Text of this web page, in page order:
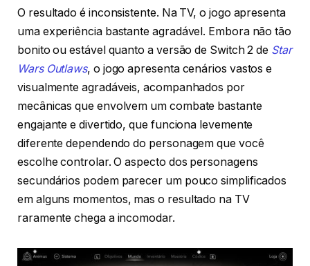
O resultado é inconsistente. Na TV, o jogo apresenta
uma experiência bastante agradável. Embora não tão
bonito ou estável quanto a versão de Switch 2 de Star
Wars Outlaws, o jogo apresenta cenários vastos e
visualmente agradáveis, acompanhados por
mecânicas que envolvem um combate bastante
engajante e divertido, que funciona levemente
diferente dependendo do personagem que você
escolhe controlar. O aspecto dos personagens
secundários podem parecer um pouco simplificados
em alguns momentos, mas o resultado na TV
raramente chega a incomodar.